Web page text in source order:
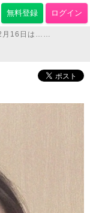
無料登録 ログイン
月16日は……